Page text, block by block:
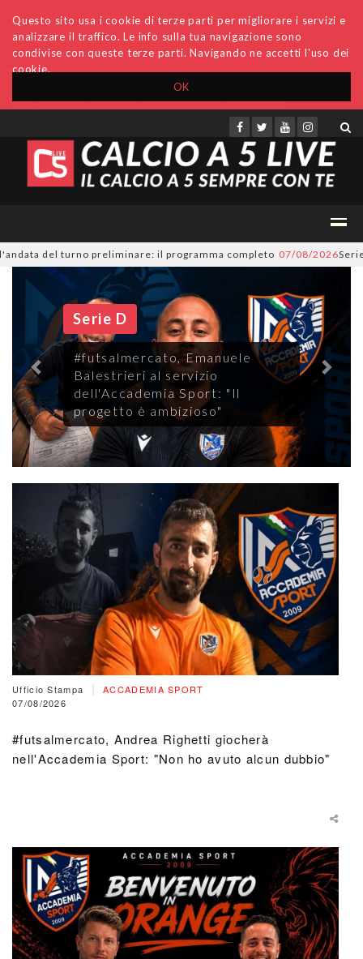
OK
Questo sito usa i cookie di terze parti per migliorare i servizi e
analizzare il traffico. Le info sulla tua navigazione sono
condivise con queste terze parti. Navigando ne accetti l'uso dei
cookie.
Accedi Archivio Invio comunicati Redazione
il programma completo 07/08/2026Serie A Tesys, A2 Élite,
Serie D
#futsalmercato, Emanuele
Balestrieri al servizio
dell'Accademia Sport: "Il
progetto è ambizioso"
Ufficio Stampa
ACCADEMIA SPORT
07/08/2026
#futsalmercato, Andrea Righetti giocherà
nell'Accademia Sport: "Non ho avuto alcun dubbio"